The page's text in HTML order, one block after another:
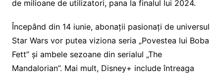
de milioane de utilizatori, pana la finalul lui 2024.
Începând din 14 iunie, abonații pasionați de universul
Star Wars vor putea viziona seria „Povestea lui Boba
Fett” și ambele sezoane din serialul „The
Mandalorian”. Mai mult, Disney+ include întreaga